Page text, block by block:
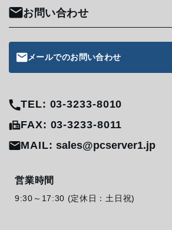
お問い合わせ
メールでのお問い合わせ
TEL: 03-3233-8010
FAX: 03-3233-8011
MAIL:sales@pcserver1.jp
営業時間
9:30～17:30 (定休日：土日祝)